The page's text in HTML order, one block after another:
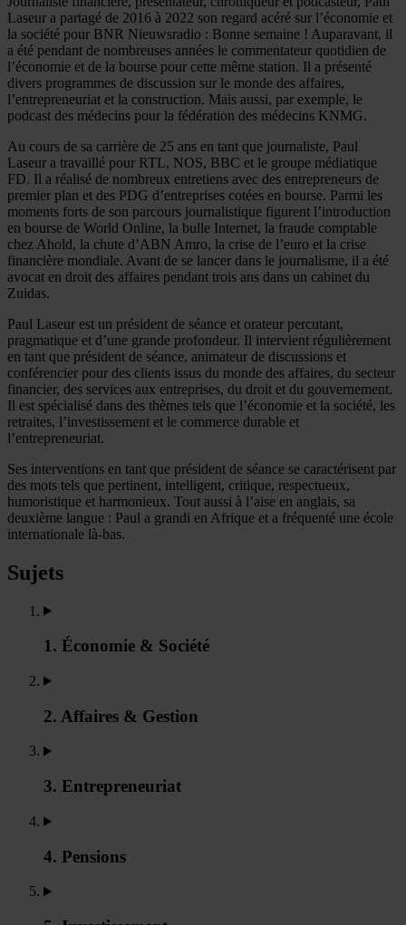
Laseur a partagé de 2016 à 2022 son regard acéré sur l’économie et
la société pour BNR Nieuwsradio : Bonne semaine ! Auparavant, il
a été pendant de nombreuses années le commentateur quotidien de
l’économie et de la bourse pour cette même station. Il a présenté
divers programmes de discussion sur le monde des affaires,
l’entrepreneuriat et la construction. Mais aussi, par exemple, le
podcast des médecins pour la fédération des médecins KNMG.
Au cours de sa carrière de 25 ans en tant que journaliste, Paul
Laseur a travaillé pour RTL, NOS, BBC et le groupe médiatique
FD. Il a réalisé de nombreux entretiens avec des entrepreneurs de
premier plan et des PDG d’entreprises cotées en bourse. Parmi les
moments forts de son parcours journalistique figurent l’introduction
en bourse de World Online, la bulle Internet, la fraude comptable
chez Ahold, la chute d’ABN Amro, la crise de l’euro et la crise
financière mondiale. Avant de se lancer dans le journalisme, il a été
avocat en droit des affaires pendant trois ans dans un cabinet du
Zuidas.
Paul Laseur est un président de séance et orateur percutant,
pragmatique et d’une grande profondeur. Il intervient régulièrement
en tant que président de séance, animateur de discussions et
conférencier pour des clients issus du monde des affaires, du secteur
financier, des services aux entreprises, du droit et du gouvernement.
Il est spécialisé dans des thèmes tels que l’économie et la société, les
retraites, l’investissement et le commerce durable et
l’entrepreneuriat.
Ses interventions en tant que président de séance se caractérisent par
des mots tels que pertinent, intelligent, critique, respectueux,
humoristique et harmonieux. Tout aussi à l’aise en anglais, sa
deuxième langue : Paul a grandi en Afrique et a fréquenté une école
internationale là-bas.
Sujets
1. Économie & Société
2. Affaires & Gestion
3. Entrepreneuriat
4. Pensions